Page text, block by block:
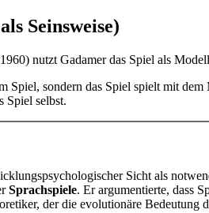
Seinsweise)
nutzt Gadamer das Spiel als
Spiel, sondern das Spiel spielt mit
Spiel selbst.
Sicht als
Sprachspiele. Er argumentierte, dass
der die evolutionäre Bedeutung